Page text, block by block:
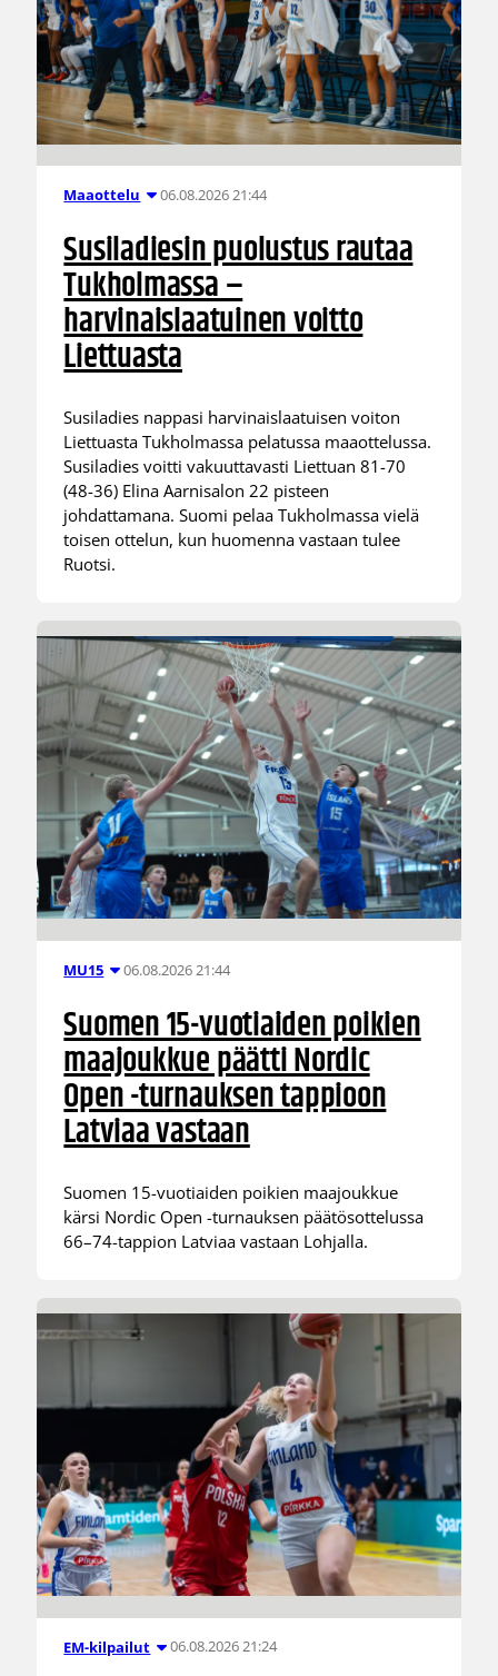
Maaottelu 06.08.2026 21:44
Susiladiesin puolustus rautaa
Tukholmassa –
harvinaislaatuinen voitto
Liettuasta
Susiladies nappasi harvinaislaatuisen voiton
Liettuasta Tukholmassa pelatussa maaottelussa.
Susiladies voitti vakuuttavasti Liettuan 81-70
(48-36) Elina Aarnisalon 22 pisteen
johdattamana. Suomi pelaa Tukholmassa vielä
toisen ottelun, kun huomenna vastaan tulee
Ruotsi.
MU15 06.08.2026 21:44
Suomen 15-vuotiaiden poikien
maajoukkue päätti Nordic
Open -turnauksen tappioon
Latviaa vastaan
Suomen 15-vuotiaiden poikien maajoukkue
kärsi Nordic Open -turnauksen päätösottelussa
66–74-tappion Latviaa vastaan Lohjalla.
EM-kilpailut 06.08.2026 21:24